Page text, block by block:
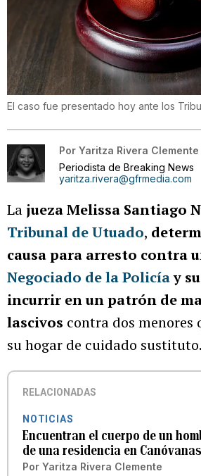
El caso fue presentado hoy ante los
Por Yaritza Rivera Clemente
Periodista de Breaking News
yaritza.rivera@gfrmedia.com
La jueza Melissa Santiago
Tribunal de Utuado,
causa para arresto contra
Negociado de la Policíay
incurrir en un patrón de
lascivos contra dos menores
su hogar de cuidado sustituto.
RELACIONADAS
NOTICIAS
Encuentran el cuerpo de un
de una residencia en Canóvanas
Por Yaritza Rivera Clemente